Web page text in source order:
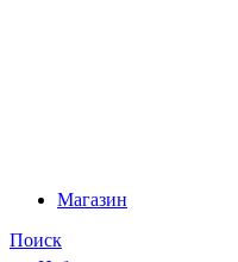
Магазин
Поиск